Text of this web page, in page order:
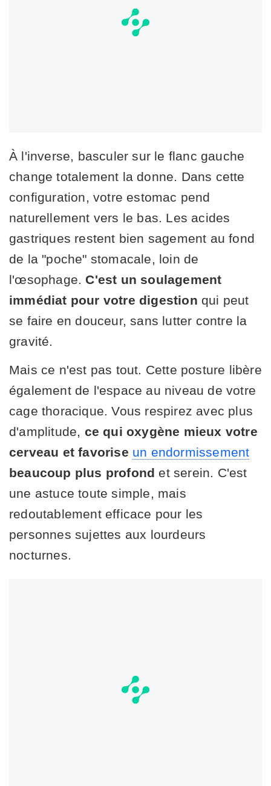
À l'inverse, basculer sur le flanc gauche
change totalement la donne. Dans cette
configuration, votre estomac pend
naturellement vers le bas. Les acides
gastriques restent bien sagement au fond
de la "poche" stomacale, loin de
l'œsophage. C'est un soulagement
immédiat pour votre digestion qui peut
se faire en douceur, sans lutter contre la
gravité.
Mais ce n'est pas tout. Cette posture libère
également de l'espace au niveau de votre
cage thoracique. Vous respirez avec plus
d'amplitude, ce qui oxygène mieux votre
cerveau et favorise un endormissement
beaucoup plus profond et serein. C'est
une astuce toute simple, mais
redoutablement efficace pour les
personnes sujettes aux lourdeurs
nocturnes.